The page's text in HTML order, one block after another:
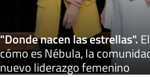
"Donde nacen las estrellas".
cómo es Nébula, la
nuevo liderazgo femenino